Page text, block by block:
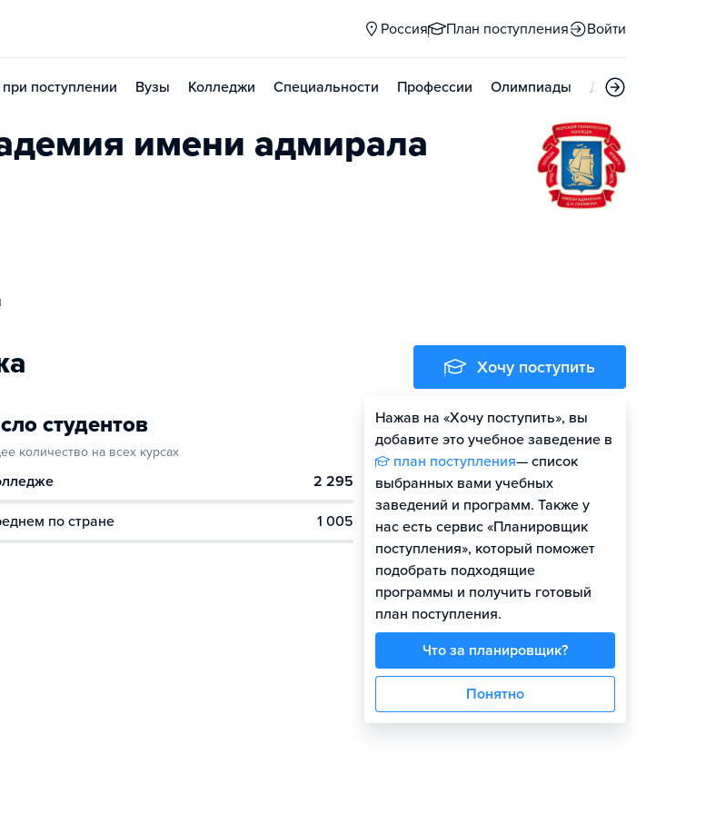
Россия План поступления Войти
поступлении Вузы Колледжи Специальности Профессии Олимпиады Дни открытых
имени адмирала
студентов
количество на всех курсах
2 295
по стране 1 005
Хочу поступить
Нажав на «Хочу поступить», вы
добавите это учебное заведение в
план поступления— список
выбранных вами учебных
заведений и программ. Также у
нас есть сервис «Планировщик
поступления», который поможет
подобрать подходящие
программы и получить готовый
план поступления.
Что за планировщик?
Понятно